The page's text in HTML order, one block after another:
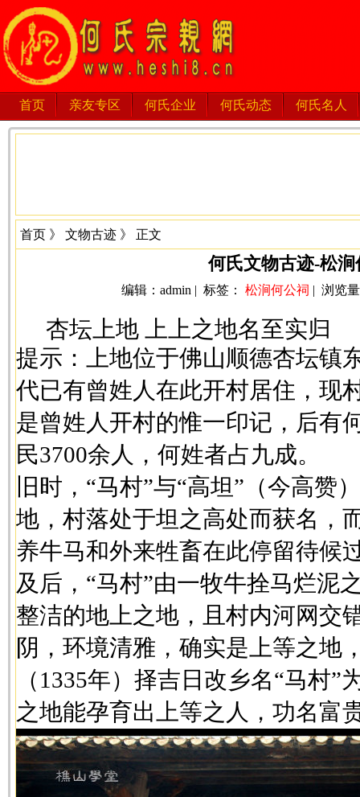
首页 亲友专区 何氏企业 何氏动态 何氏名人
首页 》 文物古迹 》 正文
何氏文物古迹-松
编辑：admin | 标签： 松涧何公祠 | 浏览
杏坛上地 上上之地名至实归
提示：上地位于佛山顺德杏坛镇
代已有曾姓人在此开村居住，现
是曾姓人开村的惟一印记，后有
民3700余人，何姓者占九成。
旧时，“马村”与“高坦”（今高赞
地，村落处于坦之高处而获名，
养牛马和外来牲畜在此停留待候
及后，“马村”由一牧牛拴马烂泥
整洁的地上之地，且村内河网交
阴，环境清雅，确实是上等之地
（1335年）择吉日改乡名“马村”
之地能孕育出上等之人，功名富